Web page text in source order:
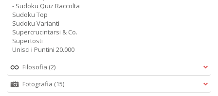
- Sudoku Quiz Raccolta
Sudoku Top
Sudoku Varianti
Supercrucintarsi & Co.
Supertosti
Unisci i Puntini 20.000
Filosofia (2)
Fotografia (15)